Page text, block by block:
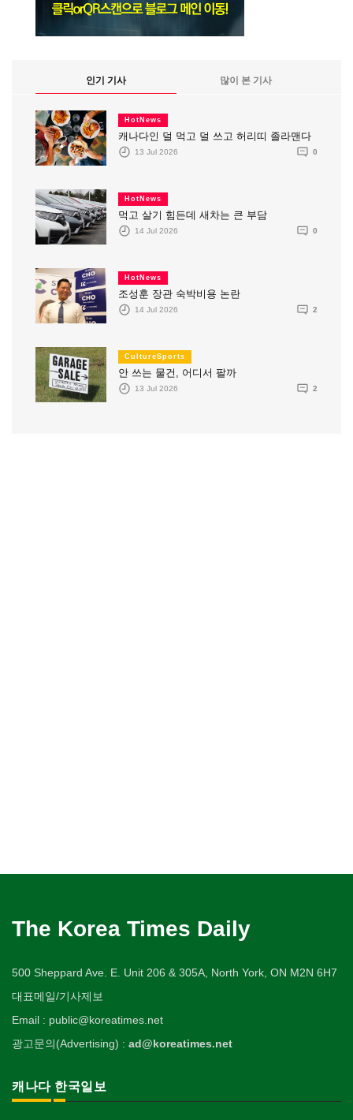
인기 기사 많이 본 기사
HotNews
캐나다인 덜 먹고 덜 쓰고 허리띠 졸라맨다
13 Jul 2026 0
HotNews
먹고 살기 힘든데 새차는 큰 부담
14 Jul 2026 0
HotNews
조성훈 장관 숙박비용 논란
14 Jul 2026 2
CultureSports
안 쓰는 물건, 어디서 팔까
13 Jul 2026 2
The Korea Times Daily
500 Sheppard Ave. E. Unit 206 & 305A, North York, ON M2N 6H7
대표메일/기사제보
Email : public@koreatimes.net
광고문의(Advertising) : ad@koreatimes.net
캐나다 한국일보